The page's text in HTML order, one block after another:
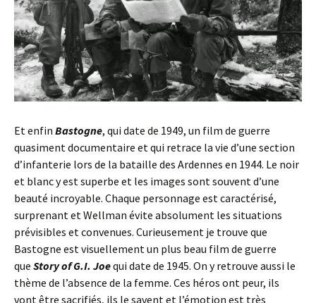
Et enfin Bastogne, qui date de 1949, un film de guerre
quasiment documentaire et qui retrace la vie d’une section
d’infanterie lors de la bataille des Ardennes en 1944. Le noir
et blanc y est superbe et les images sont souvent d’une
beauté incroyable. Chaque personnage est caractérisé,
surprenant et Wellman évite absolument les situations
prévisibles et convenues. Curieusement je trouve que
Bastogne est visuellement un plus beau film de guerre
que Story of G.I. Joequi date de 1945. On y retrouve aussi le
thème de l’absence de la femme. Ces héros ont peur, ils
vont être sacrifiés, ils le savent et l’émotion est très